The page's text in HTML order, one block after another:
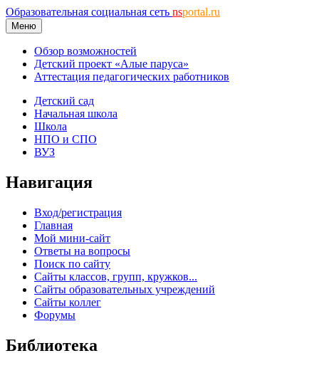
Образовательная социальная сеть nsportal.ru
Меню
Обзор возможностей
Детский проект «Алые паруса»
Аттестация педагогических работников
Детский сад
Начальная школа
Школа
НПО и СПО
ВУЗ
Навигация
Вход/регистрация
Главная
Мой мини-сайт
Ответы на вопросы
Поиск по сайту
Сайты классов, групп, кружков...
Сайты образовательных учреждений
Сайты коллег
Форумы
Библиотека